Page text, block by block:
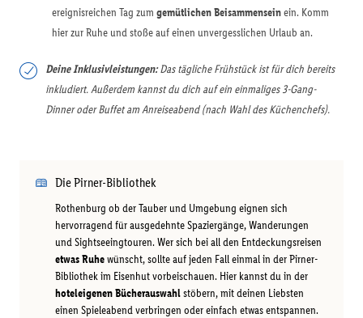
ereignisreichen Tag zum gemütlichen Beisammenseinein. Komm
hier zur Ruhe und stoße auf einen unvergesslichen Urlaub an.
Deine Inklusivleistungen:Das tägliche Frühstück ist für dich bereits
inkludiert. Außerdem kannst du dich auf ein einmaliges 3-Gang-
Dinner oder Buffet am Anreiseabend (nach Wahl des Küchenchefs).
Die Pirner-Bibliothek
Rothenburg ob der Tauber und Umgebung eignen sich
hervorragend für ausgedehnte Spaziergänge, Wanderungen
und Sightseeingtouren. Wer sich bei all den Entdeckungsreisen
etwas Ruhewünscht, sollte auf jeden Fall einmal in der Pirner-
Bibliothek im Eisenhut vorbeischauen. Hier kannst du in der
hoteleigenen Bücherauswahlstöbern, mit deinen Liebsten
einen Spieleabend verbringen oder einfach etwas entspannen.